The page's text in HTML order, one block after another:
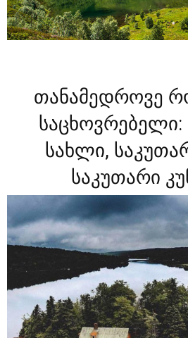
თანამედროვე
საცხოვრებელი:
სახლი,
საკუთარი